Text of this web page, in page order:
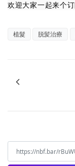
欢迎大家一起来个
植髮 脱髪治療